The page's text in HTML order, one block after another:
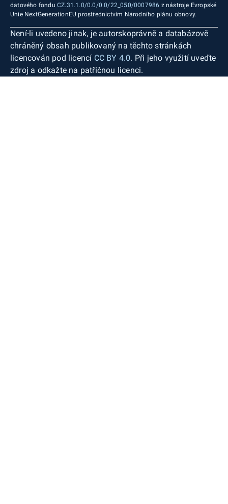
datového fondu CZ.31.1.0/0.0/0.0/22_050/0007986 z nástroje Evropské
Unie NextGenerationEU prostřednictvím Národního plánu obnovy.
Není-li uvedeno jinak, je autorskoprávně a databázově
chráněný obsah publikovaný na těchto stránkách
licencován pod licencí CC BY 4.0. Při jeho využití uveďte
zdroj a odkažte na patřičnou licenci.